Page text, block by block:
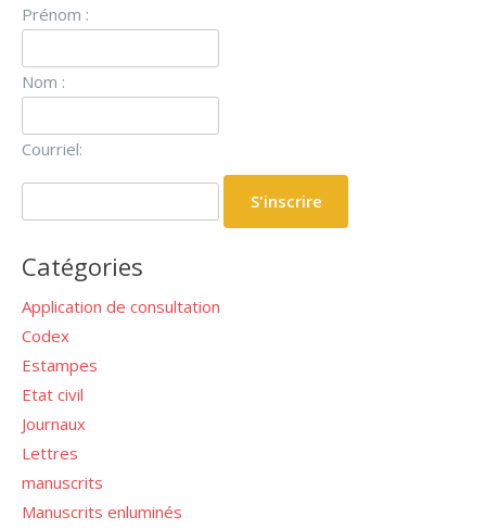
Prénom :
Nom :
Courriel:
Catégories
Application de consultation
Codex
Estampes
Etat civil
Journaux
Lettres
manuscrits
Manuscrits enluminés